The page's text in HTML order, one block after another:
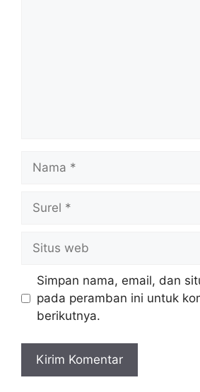
Nama
Surel
Situs
web
Simpan nama, email, dan
pada peramban ini untuk
berikutnya.